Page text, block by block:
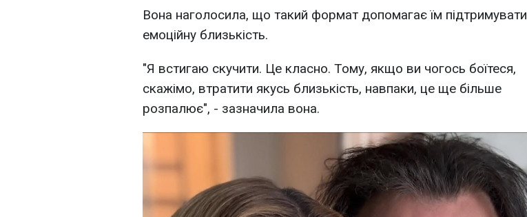
Вона наголосила, що такий формат допомагає їм підтримувати
емоційну близькість.
"Я встигаю скучити. Це класно. Тому, якщо ви чогось боїтеся,
скажімо, втратити якусь близькість, навпаки, це ще більше
розпалює", - зазначила вона.